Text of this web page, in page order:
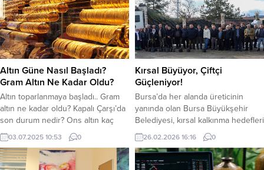
tamamlandı. Eskişehir Büyükşehir
Belediyesi’nin gençlere her alanda
destek çalışmaları aralıksız sürüyor.
Bu kapsamda Büyükşehir
Osmangazi Gençlik Merkezi,
ESMEK Yunus Emre Eğitim Merkezi
ve Wing Tsun Akademi iş birliğinde
gerçekleşen “Kadınlar...
aralarında bulunduğu 44 kişi
hakkında gözaltı kararı verdi.
Suçlamalar arasında çıkar amaçlı
suç örgütü yönetme, rüşvet, irtikap
ve dolandırıcılık yer alıyor. İstanbul
Emniyeti’nin düzenlediği
operasyonda 40 kişi gözaltına
alındı. Soruşturma, İBB’ye bağlı...
Altın Güne Nasıl Başladı?
Gram Altın Ne Kadar Oldu?
Altın toparlanmaya başladı.. Gram
altın ne kadar oldu? Kapalı Çarşı’da
son durum nedir? Ons altın kaç
Dolar? Altın toparlanmaya başladı.
Altın, İsrail-İran çatışmasının
başlamasıyla birlikte yükselişe
geçmişti. İki ülke arasında
03.07.2025 10:53 0
Kırsal Büyüyor, Çiftçi
Güçleniyor!
Bursa’da her alanda üreticinin
yanında olan Bursa Büyükşehir
Belediyesi, kırsal kalkınma hedefleri
doğrultusunda fide ve fidan
desteğini sürdürüyor. Bursa’da
yerel ekonomiyi güçlendirmek ve
çiftçinin gelirlerini artırmak amacıyla
26.02.2026 16:16 0